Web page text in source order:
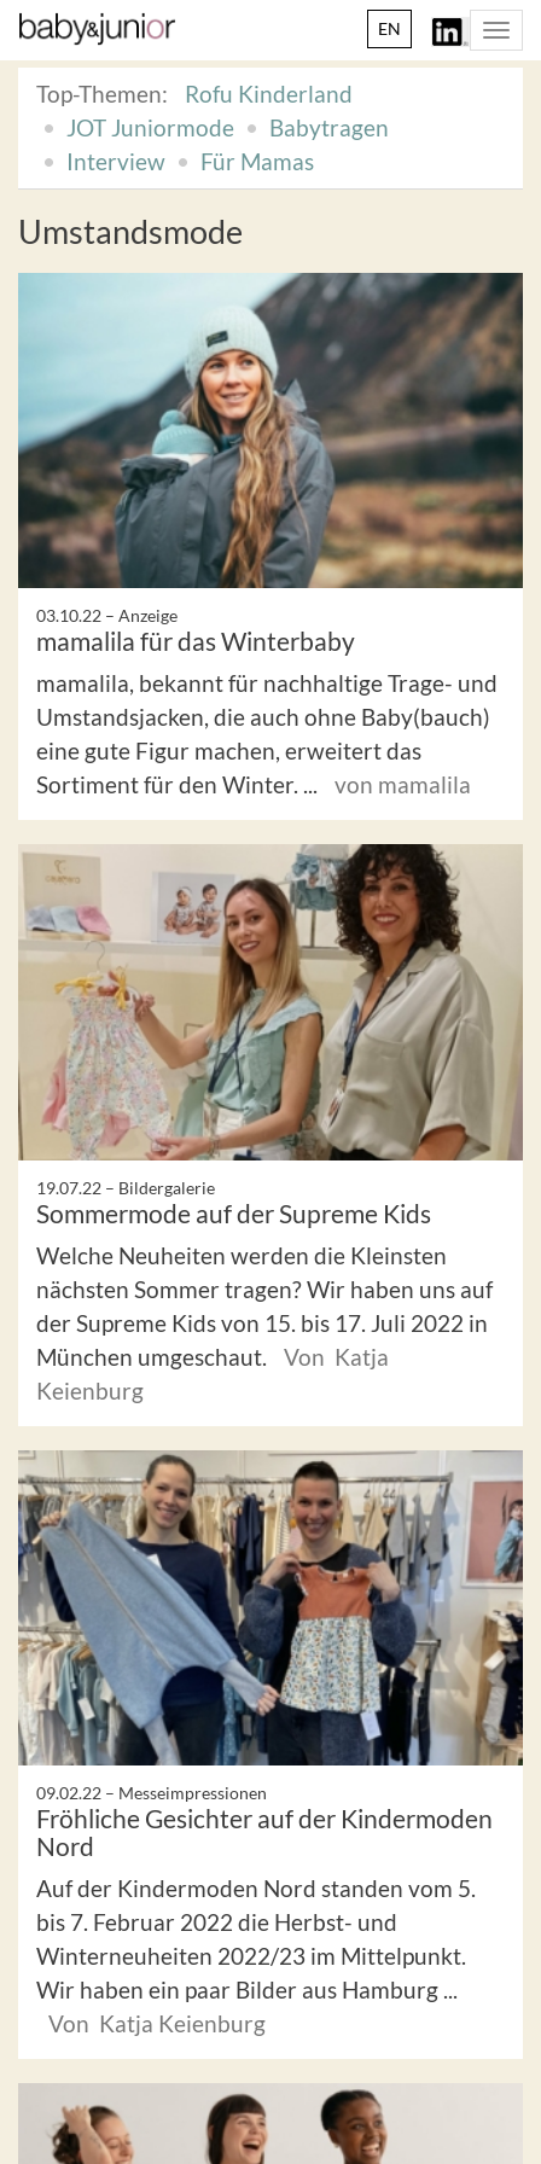
EN
Top-Themen:
Rofu Kinderland
JOT Juniormode
Babytragen
Interview
Für Mamas
Umstandsmode
03.10.22 – Anzeige
mamalila für das Winterbaby
mamalila, bekannt für nachhaltige Trage- und
Umstandsjacken, die auch ohne Baby(bauch)
eine gute Figur machen, erweitert das
Sortiment für den Winter. ...
von mamalila
19.07.22 – Bildergalerie
Sommermode auf der Supreme Kids
Welche Neuheiten werden die Kleinsten
nächsten Sommer tragen? Wir haben uns auf
der Supreme Kids von 15. bis 17. Juli 2022 in
München umgeschaut.
Von Katja
Keienburg
09.02.22 – Messeimpressionen
Fröhliche Gesichter auf der Kindermoden
Nord
Auf der Kindermoden Nord standen vom 5.
bis 7. Februar 2022 die Herbst- und
Winterneuheiten 2022/23 im Mittelpunkt.
Wir haben ein paar Bilder aus Hamburg ...
Von Katja Keienburg